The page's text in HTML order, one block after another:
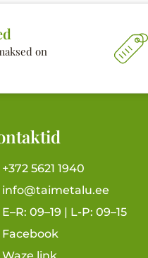
on
+372 5621 1940
info@taimetalu.ee
E–R: 09–19 | L-P: 09–15
Facebook